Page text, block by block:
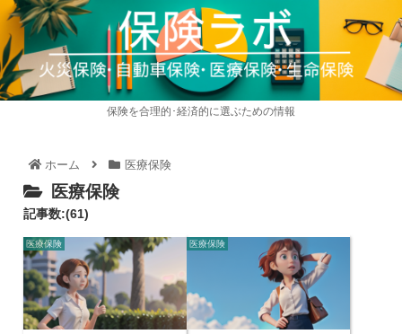
保険を合理的･経済的に選ぶための情報
ホーム 医療保険
医療保険
記事数:(61)
医療保険 医療保険